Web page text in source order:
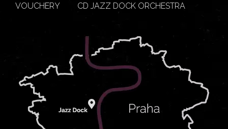
VOUCHERY
CD JAZZ DOCK ORCHESTRA